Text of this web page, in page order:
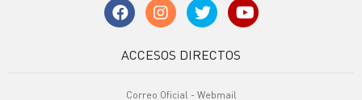
ACCESOS DIRECTOS
Correo Oficial - Webmail